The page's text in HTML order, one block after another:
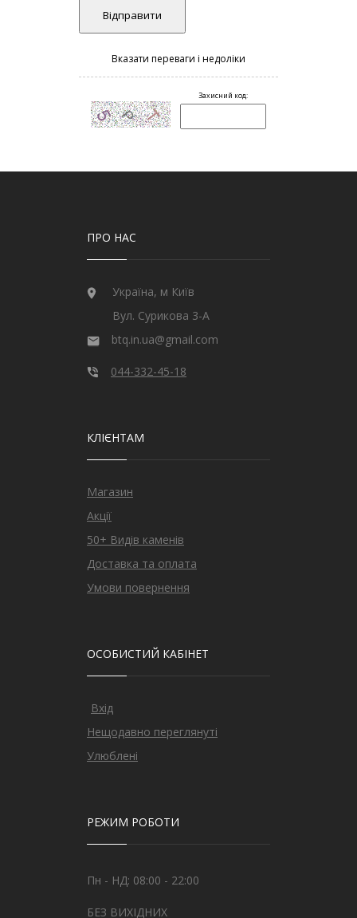
ПРО НАС
Україна, м Київ
Вул. Сурикова 3-А
btq.in.ua@gmail.com
044-332-45-18
КЛІЄНТАМ
Магазин
Акції
50+ Видів каменів
Доставка та оплата
Умови повернення
ОСОБИСТИЙ КАБІНЕТ
Вхід
Нещодавно переглянуті
Улюблені
РЕЖИМ РОБОТИ
Пн - НД: 08:00 - 22:00
БЕЗ ВИХІДНИХ